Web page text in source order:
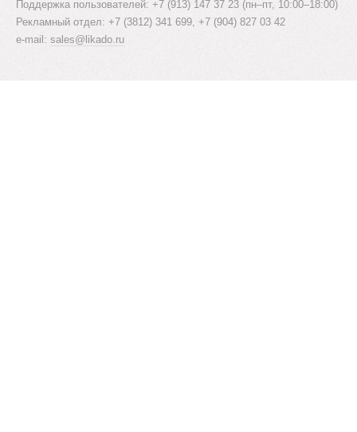
Поддержка пользователей: +7 (913) 147 37 23 (пн–пт, 10:00–18:00)
Рекламный отдел: +7 (3812) 341 699, +7 (904) 827 03 42
e-mail: sales@likado.ru